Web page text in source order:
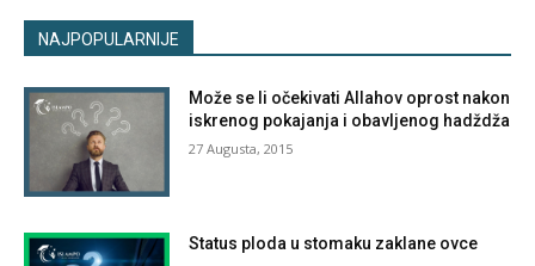
NAJPOPULARNIJE
Može se li očekivati Allahov oprost nakon
iskrenog pokajanja i obavljenog hadždža
27 Augusta, 2015
Status ploda u stomaku zaklane ovce